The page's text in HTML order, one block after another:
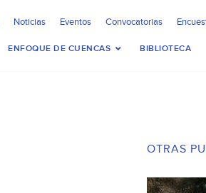
Noticias Eventos Convocatorias
ENFOQUE DE CUENCAS BIBLIOTECA
OTRAS